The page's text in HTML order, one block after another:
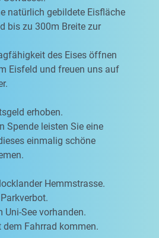
natürlich gebildete Eisfläche
bis zu 300m Breite zur
des Eises öffnen
Eisfeld und freuen uns auf
erhoben.
Spende leisten Sie eine
einmalig schöne
Hemmstrasse.
See vorhanden.
Fahrrad kommen.